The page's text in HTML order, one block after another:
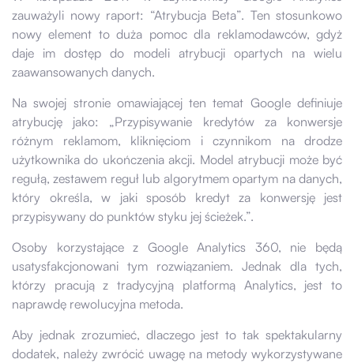
zauważyli nowy raport: “Atrybucja Beta”. Ten stosunkowo
nowy element to duża pomoc dla reklamodawców, gdyż
daje im dostęp do modeli atrybucji opartych na wielu
zaawansowanych danych.
Na swojej stronie omawiającej ten temat Google definiuje
atrybucję jako: „Przypisywanie kredytów za konwersje
różnym reklamom, kliknięciom i czynnikom na drodze
użytkownika do ukończenia akcji. Model atrybucji może być
regułą, zestawem reguł lub algorytmem opartym na danych,
który określa, w jaki sposób kredyt za konwersję jest
przypisywany do punktów styku jej ścieżek.”.
Osoby korzystające z Google Analytics 360, nie będą
usatysfakcjonowani tym rozwiązaniem. Jednak dla tych,
którzy pracują z tradycyjną platformą Analytics, jest to
naprawdę rewolucyjna metoda.
Aby jednak zrozumieć, dlaczego jest to tak spektakularny
dodatek, należy zwrócić uwagę na metody wykorzystywane